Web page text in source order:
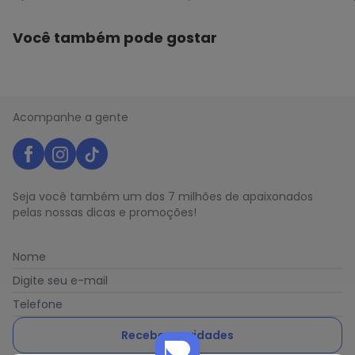
Você também pode gostar
Acompanhe a gente
Seja você também um dos 7 milhões de apaixonados
pelas nossas dicas e promoções!
Nome
Digite seu e-mail
Telefone
Receber novidades